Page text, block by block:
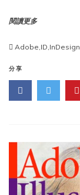
閱讀更多
Adobe,ID,InDesign
分享